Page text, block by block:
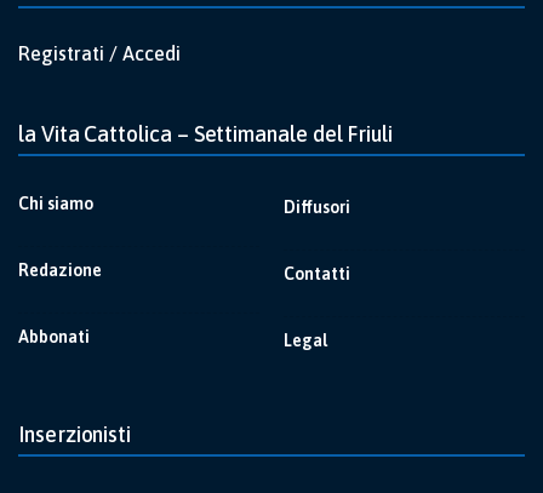
Registrati / Accedi
la Vita Cattolica – Settimanale del Friuli
Chi siamo
Redazione
Abbonati
Diffusori
Contatti
Legal
Inserzionisti